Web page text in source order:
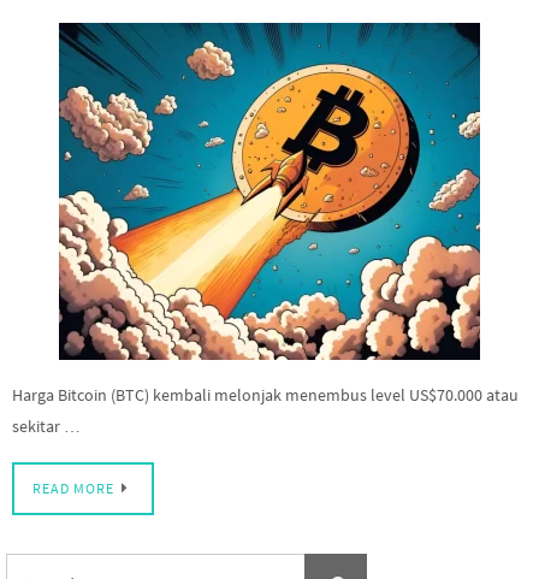
Harga Bitcoin (BTC) kembali melonjak menembus level US$70.000 atau
sekitar …
READ MORE